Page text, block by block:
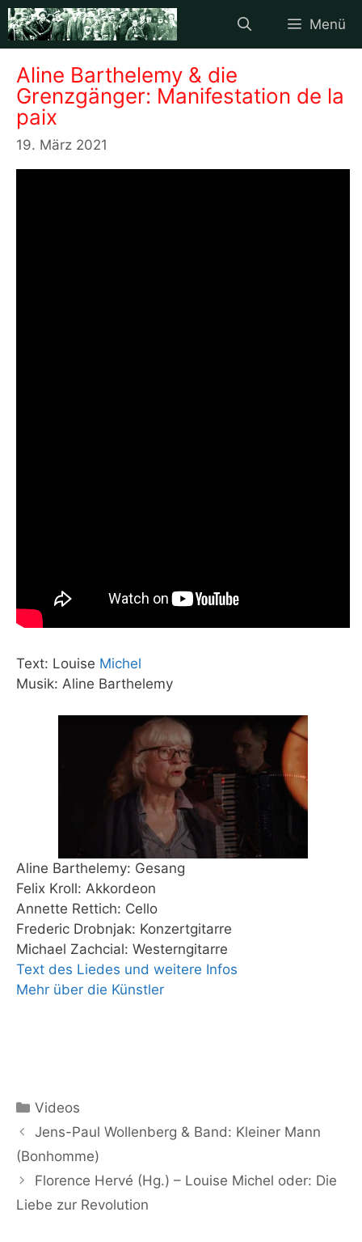
Zum
Inhalt
springen
Menü
Aline Barthelemy & die
Grenzgänger: Manifestation de la
paix
19. März 2021
Text: Louise Michel
Musik: Aline Barthelemy
Aline Barthelemy: Gesang
Felix Kroll: Akkordeon
Annette Rettich: Cello
Frederic Drobnjak: Konzertgitarre
Michael Zachcial: Westerngitarre
Text des Liedes und weitere Infos
Mehr über die Künstler
Kategorien
Videos
Jens-Paul Wollenberg & Band: Kleiner Mann
(Bonhomme)
Florence Hervé (Hg.) – Louise Michel oder: Die
Liebe zur Revolution